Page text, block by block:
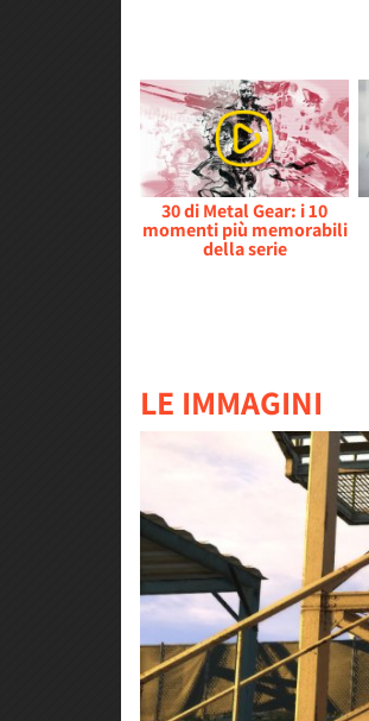
30 di Metal Gear: i 10
momenti più memorabili
della serie
LE IMMAGINI